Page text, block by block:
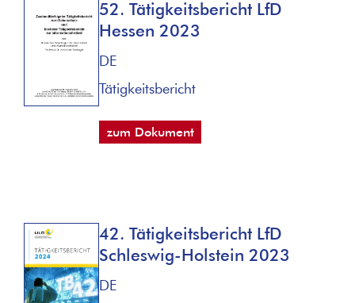
52. Tätigkeitsbericht LfD
Hessen 2023
DE
Tätigkeitsbericht
zum Dokument
42. Tätigkeitsbericht LfD
Schleswig-Holstein 2023
DE